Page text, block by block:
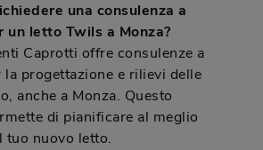
una consulenza a
un letto Twils a Monza?
Caprotti offre consulenze a
progettazione e rilievi delle
anche a Monza. Questo
di pianificare al meglio
tuo nuovo letto.